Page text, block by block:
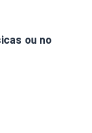
ou no